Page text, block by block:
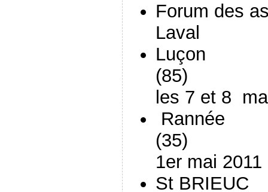
Forum des
Laval le
Luçon
les 7 et 8
Rannée
1er mai 2011
St BRIEUC